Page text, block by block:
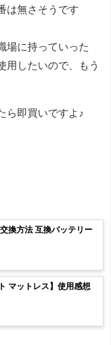
は無さそうです
場に持っていった
用したいので、もう
ら即買いですよ♪
換方法 互換バッテリー
マットレス】使用感想